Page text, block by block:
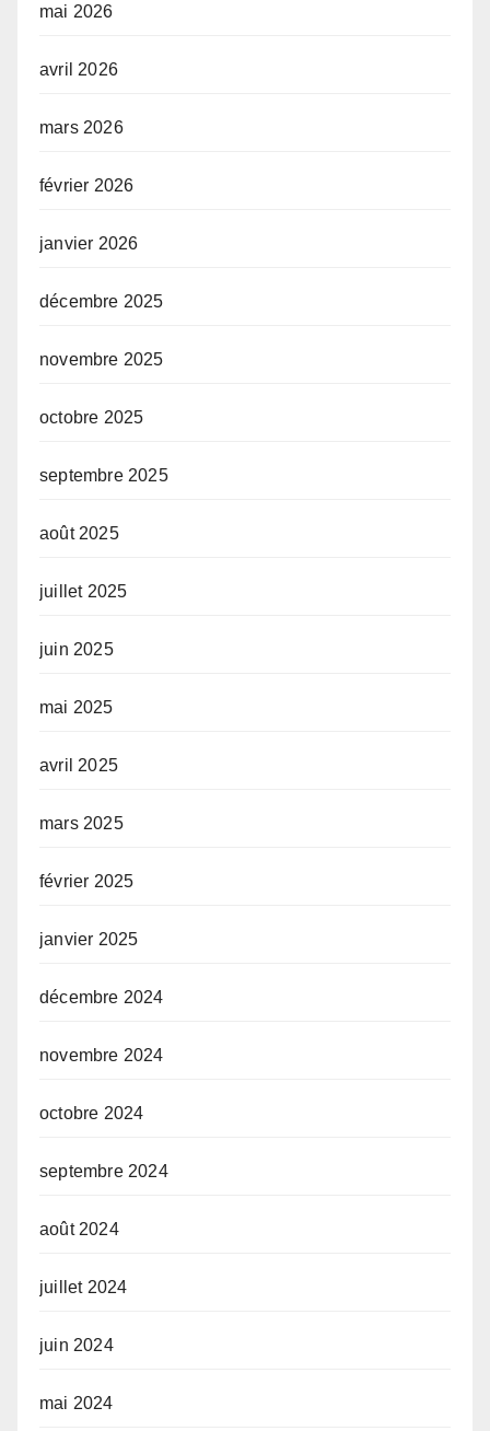
mai 2026
avril 2026
mars 2026
février 2026
janvier 2026
décembre 2025
novembre 2025
octobre 2025
septembre 2025
août 2025
juillet 2025
juin 2025
mai 2025
avril 2025
mars 2025
février 2025
janvier 2025
décembre 2024
novembre 2024
octobre 2024
septembre 2024
août 2024
juillet 2024
juin 2024
mai 2024